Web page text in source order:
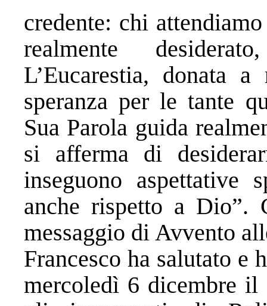
credente: chi
realmente
L’Eucarestia, donata
speranza per le tante
Sua Parola guida
si afferma di
inseguono aspettative
anche rispetto a Dio”.
messaggio di Avvento
Francesco ha salutato e
mercoledì 6 dicembre